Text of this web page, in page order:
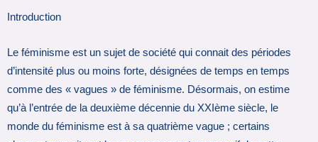
Introduction
Le féminisme est un sujet de société qui connait des périodes
d’intensité plus ou moins forte, désignées de temps en temps
comme des « vagues » de féminisme. Désormais, on estime
qu’à l’entrée de la deuxième décennie du XXIème siècle, le
monde du féminisme est à sa quatrième vague ; certains